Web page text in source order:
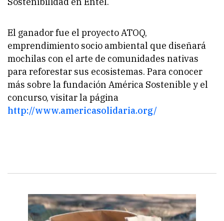
El ganador fue el proyecto ATOQ,
emprendimiento socio ambiental que diseñará
mochilas con el arte de comunidades nativas
para reforestar sus ecosistemas. Para conocer
más sobre la fundación América Sostenible y el
concurso, visitar la página
http://www.americasolidaria.org/